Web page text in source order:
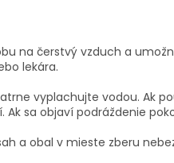
na čerstvý vzduch a
lekára.
vyplachujte vodou. Ak
sa objaví podráždenie
a obal v mieste zberu